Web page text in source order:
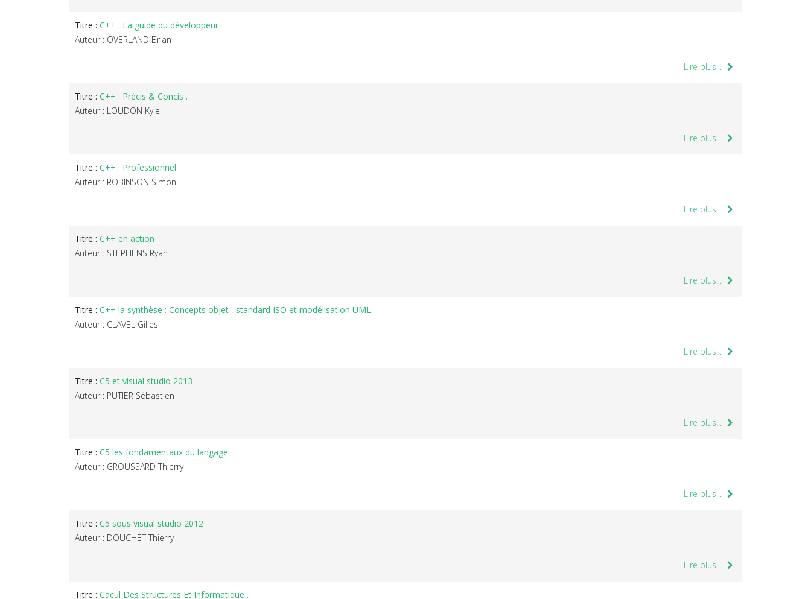
Titre : C++ : La guide du développeur
Auteur : OVERLAND Brian
Lire plus...
Titre : C++ : Précis & Concis .
Auteur : LOUDON Kyle
Lire plus...
Titre : C++ : Professionnel
Auteur : ROBINSON Simon
Lire plus...
Titre : C++ en action
Auteur : STEPHENS Ryan
Lire plus...
Titre : C++ la synthèse : Concepts objet , standard ISO et modélisation UML
Auteur : CLAVEL Gilles
Lire plus...
Titre : C5 et visual studio 2013
Auteur : PUTIER Sébastien
Lire plus...
Titre : C5 les fondamentaux du langage
Auteur : GROUSSARD Thierry
Lire plus...
Titre : C5 sous visual studio 2012
Auteur : DOUCHET Thierry
Lire plus...
Titre : Cacul Des Structures Et Informatique .